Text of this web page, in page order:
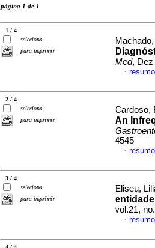
página 1 de 1
1 / 4
seleciona
para imprimir
Med, Dez
·
2 / 4
seleciona
para imprimir
Cardoso,
An
4545
·
3 / 4
seleciona
para imprimir
Eliseu,
vol.21,
·